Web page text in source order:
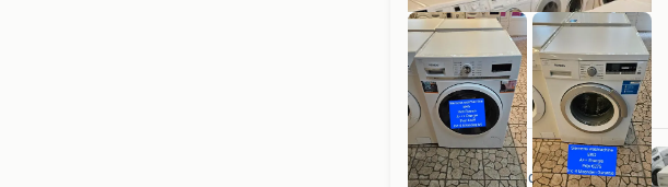
Ook van deze adverteerder